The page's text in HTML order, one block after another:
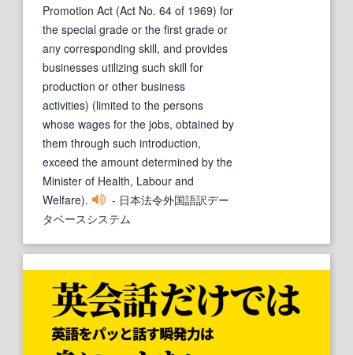
Promotion Act (Act No. 64 of 1969) for
the special grade or the first grade or
any corresponding skill, and provides
businesses utilizing such skill for
production or other business
activities) (limited to the persons
whose wages for the jobs, obtained by
them through such introduction,
exceed the amount determined by the
Minister of Health, Labour and
Welfare).
- 日本法令外国語訳デー
タベースシステム